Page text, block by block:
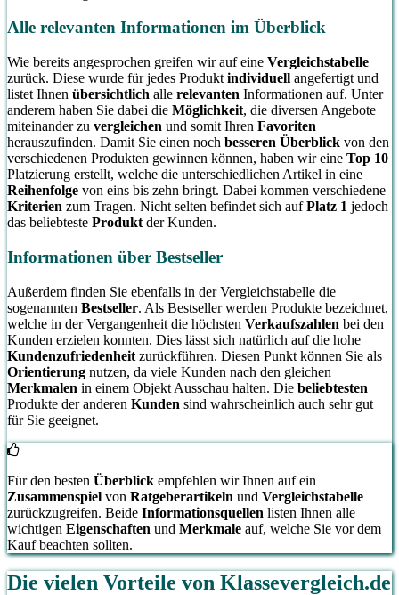
Alle relevanten Informationen im Überblick
Wie bereits angesprochen greifen wir auf eine Vergleichstabelle
zurück. Diese wurde für jedes Produkt individuell angefertigt und
listet Ihnen übersichtlich alle relevanten Informationen auf. Unter
anderem haben Sie dabei die Möglichkeit, die diversen Angebote
miteinander zu vergleichen und somit Ihren Favoriten
herauszufinden. Damit Sie einen noch besseren Überblick von den
verschiedenen Produkten gewinnen können, haben wir eine Top 10
Platzierung erstellt, welche die unterschiedlichen Artikel in eine
Reihenfolge von eins bis zehn bringt. Dabei kommen verschiedene
Kriterien zum Tragen. Nicht selten befindet sich aufPlatz 1 jedoch
das beliebteste Produkt der Kunden.
Informationen über Bestseller
Außerdem finden Sie ebenfalls in der Vergleichstabelle die
sogenannten Bestseller. Als Bestseller werden Produkte bezeichnet,
welche in der Vergangenheit die höchsten Verkaufszahlen bei den
Kunden erzielen konnten. Dies lässt sich natürlich auf die hohe
Kundenzufriedenheit zurückführen. Diesen Punkt können Sie als
Orientierung nutzen, da viele Kunden nach den gleichen
Merkmalen in einem Objekt Ausschau halten. Die beliebtesten
Produkte der anderen Kunden sind wahrscheinlich auch sehr gut
für Sie geeignet.
Für den besten Überblick empfehlen wir Ihnen auf ein
Zusammenspiel von Ratgeberartikeln und Vergleichstabelle
zurückzugreifen. Beide Informationsquellen listen Ihnen alle
wichtigen Eigenschaften und Merkmale auf, welche Sie vor dem
Kauf beachten sollten.
Die vielen Vorteile von Klassevergleich.de